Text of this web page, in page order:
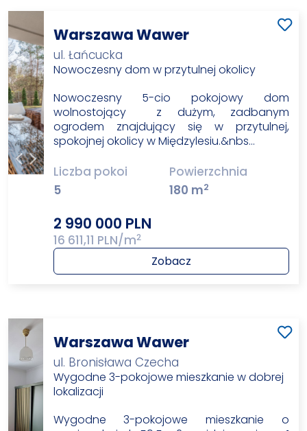
Warszawa Wawer
ul. Łańcucka
Nowoczesny dom w przytulnej okolicy
Nowoczesny 5-cio pokojowy dom
wolnostojący z dużym, zadbanym
ogrodem znajdujący się w przytulnej,
spokojnej okolicy w Międzylesiu.&nbs…
Liczba pokoi
5
Powierzchnia
180 m2
2 990 000 PLN
16 611,11 PLN/m2
Zobacz
Warszawa Wawer
ul. Bronisława Czecha
Wygodne 3-pokojowe mieszkanie w dobrej
lokalizacji
Wygodne 3-pokojowe mieszkanie o